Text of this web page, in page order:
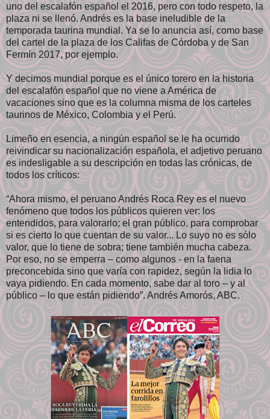
uno del escalafón español el 2016, pero con todo respeto, la
plaza ni se llenó. Andrés es la base ineludible de la
temporada taurina mundial. Ya se lo anuncia así, como base
del cartel de la plaza de los Califas de Córdoba y de San
Fermín 2017, por ejemplo.
Y decimos mundial porque es el único torero en la historia
del escalafón español que no viene a América de
vacaciones sino que es la columna misma de los carteles
taurinos de México, Colombia y el Perú.
Limeño en esencia, a ningún español se le ha ocurrido
reivindicar su nacionalización española, el adjetivo peruano
es indesligable a su descripción en todas las crónicas, de
todos los críticos:
“Ahora mismo, el peruano Andrés Roca Rey es el nuevo
fenómeno que todos los públicos quieren ver: los
entendidos, para valorarlo; el gran público, para comprobar
si es cierto lo que cuentan de su valor... Lo suyo no es sólo
valor, que lo tiene de sobra; tiene también mucha cabeza.
Por eso, no se emperra – como algunos - en la faena
preconcebida sino que varía con rapidez, según la lidia lo
vaya pidiendo. En cada momento, sabe dar al toro – y al
público – lo que están pidiendo”. Andrés Amorós, ABC.